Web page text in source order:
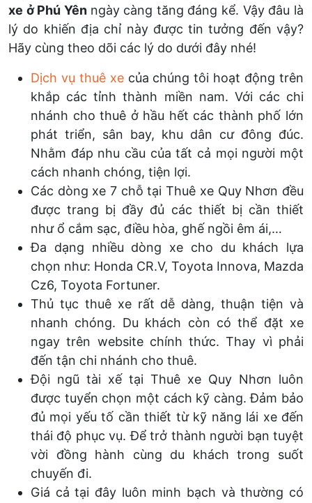
xe ở Phú Yên ngày càng tăng đáng kể. Vậy đâu là
lý do khiến địa chỉ này được tin tưởng đến vậy?
Hãy cùng theo dõi các lý do dưới đây nhé!
Dịch vụ thuê xecủa chúng tôi hoạt động trên
khắp các tỉnh thành miền nam. Với các chi
nhánh cho thuê ở hầu hết các thành phố lớn
phát triển, sân bay, khu dân cư đông đúc.
Nhằm đáp nhu cầu của tất cả mọi người một
cách nhanh chóng, tiện lợi.
Các dòng xe 7 chỗ tại Thuê xe Quy Nhơn đều
được trang bị đầy đủ các thiết bị cần thiết
như ổ cắm sạc, điều hòa, ghế ngồi êm ái,…
Đa dạng nhiều dòng xe cho du khách lựa
chọn như: Honda CR.V, Toyota Innova, Mazda
Cz6, Toyota Fortuner.
Thủ tục thuê xe rất dễ dàng, thuận tiện và
nhanh chóng. Du khách còn có thể đặt xe
ngay trên website chính thức. Thay vì phải
đến tận chi nhánh cho thuê.
Đội ngũ tài xế tại Thuê xe Quy Nhơn luôn
được tuyển chọn một cách kỹ càng. Đảm bảo
đủ mọi yếu tố cần thiết từ kỹ năng lái xe đến
thái độ phục vụ. Để trở thành người bạn tuyệt
vời đồng hành cùng du khách trong suốt
chuyến đi.
Giá cả tại đây luôn minh bạch và thường có